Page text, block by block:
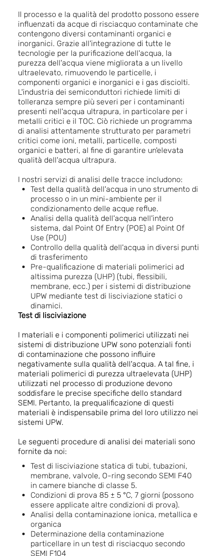
Il processo e la qualità del prodotto possono essere
influenzati da acque di risciacquo contaminate che
contengono diversi contaminanti organici e
inorganici. Grazie all'integrazione di tutte le
tecnologie per la purificazione dell'acqua, la
purezza dell'acqua viene migliorata a un livello
ultraelevato, rimuovendo le particelle, i
componenti organici e inorganici e i gas disciolti.
L'industria dei semiconduttori richiede limiti di
tolleranza sempre più severi per i contaminanti
presenti nell'acqua ultrapura, in particolare per i
metalli critici e il TOC. Ciò richiede un programma
di analisi attentamente strutturato per parametri
critici come ioni, metalli, particelle, composti
organici e batteri, al fine di garantire un'elevata
qualità dell'acqua ultrapura.
I nostri servizi di analisi delle tracce includono:
Test della qualità dell'acqua in uno strumento di
processo o in un mini-ambiente per il
condizionamento delle acque reflue.
Analisi della qualità dell'acqua nell'intero
sistema, dal Point Of Entry (POE) al Point Of
Use (POU)
Controllo della qualità dell'acqua in diversi punti
di trasferimento
Pre-qualificazione di materiali polimerici ad
altissima purezza (UHP) (tubi, flessibili,
membrane, ecc.) per i sistemi di distribuzione
UPW mediante test di lisciviazione statici o
dinamici.
Test di lisciviazione
I materiali e i componenti polimerici utilizzati nei
sistemi di distribuzione UPW sono potenziali fonti
di contaminazione che possono influire
negativamente sulla qualità dell'acqua. A tal fine, i
materiali polimerici di purezza ultraelevata (UHP)
utilizzati nel processo di produzione devono
soddisfare le precise specifiche dello standard
SEMI. Pertanto, la prequalificazione di questi
materiali è indispensabile prima del loro utilizzo nei
sistemi UPW.
Le seguenti procedure di analisi dei materiali sono
fornite da noi:
Test di lisciviazione statica di tubi, tubazioni,
membrane, valvole, O-ring secondo SEMI F40
in camere bianche di classe 5.
Condizioni di prova 85 ± 5 °C, 7 giorni (possono
essere applicate altre condizioni di prova).
Analisi della contaminazione ionica, metallica e
organica
Determinazione della contaminazione
particellare in un test di risciacquo secondo
SEMI F104